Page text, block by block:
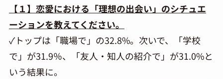
【１】恋愛における「理想の出会い」のシチュエ
ーションを教えてください。
✓トップは「職場で」の32.8%。次いで、「学校
で」が31.9％、「友人・知人の紹介で」が31.0%と
いう結果に。